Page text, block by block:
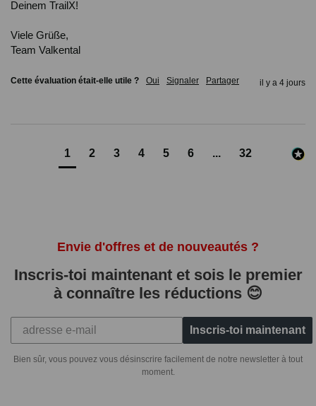
Deinem TrailX!
Viele Grüße,
Team Valkental
Cette évaluation était-elle utile ? Oui Signaler Partager il y a 4 jours
1 2 3 4 5 6 ... 32
Envie d'offres et de nouveautés ?
Inscris-toi maintenant et sois le premier
à connaître les réductions 😊
Inscris-toi maintenant
Bien sûr, vous pouvez vous désinscrire facilement de notre newsletter à tout
moment.